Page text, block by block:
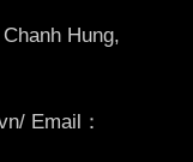
Hung,
Email：